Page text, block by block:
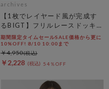
archives
【1枚でレイヤード風が完成す
るBIGT】フリルレースドッキン
グＢＩＧＴＥＥ
期間限定タイムセールSALE価格から更に
10%OFF! 8/10 10:00まで
￥2,228 54％OFF
￥4,950